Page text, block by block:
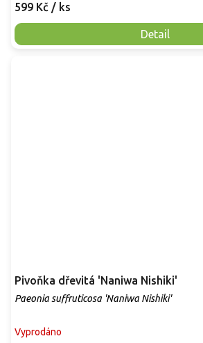
599 Kč / ks
Detail
Pivoňka dřevitá 'Naniwa Nishiki'
Paeonia suffruticosa 'Naniwa Nishiki'
Vyprodáno